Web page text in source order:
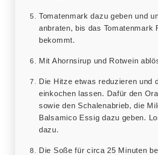
Tomatenmark dazu geben und unter Rühren
anbraten, bis das Tomatenmark
bekommt.
Mit Ahornsirup und Rotwein
Die Hitze etwas reduzieren und die Soße
einkochen lassen. Dafür den
sowie den Schalenabrieb, die
Balsamico Essig dazu geben.
dazu.
Die Soße für circa 25 Minuten bei mittlerer